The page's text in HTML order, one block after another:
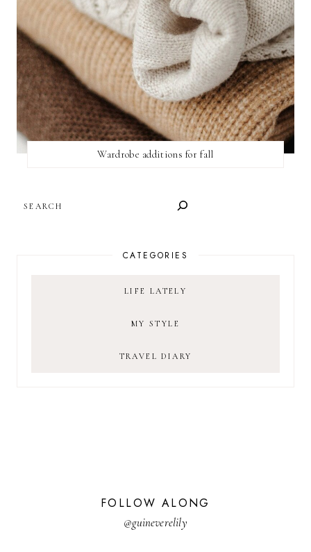
Wardrobe additions for fall
CATEGORIES
LIFE LATELY
MY STYLE
TRAVEL DIARY
FOLLOW ALONG
@guineverelily